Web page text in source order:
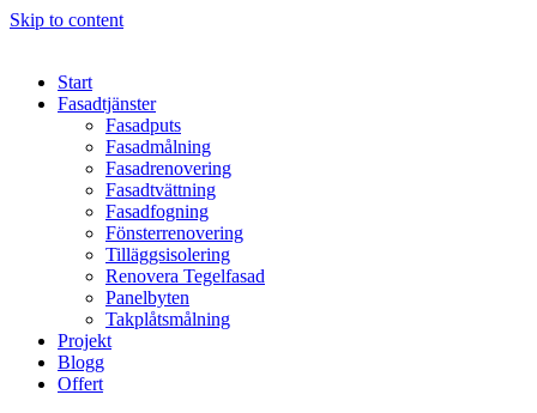
Skip to content
Start
Fasadtjänster
Fasadputs
Fasadmålning
Fasadrenovering
Fasadtvättning
Fasadfogning
Fönsterrenovering
Tilläggsisolering
Renovera Tegelfasad
Panelbyten
Takplåtsmålning
Projekt
Blogg
Offert